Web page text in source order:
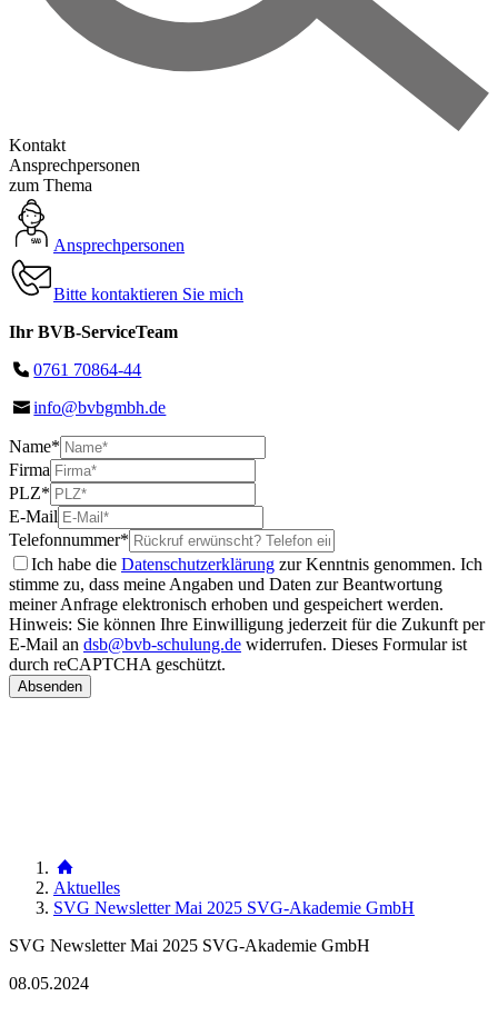
Kontakt
Ansprechpersonen
zum Thema
Ansprechpersonen
Bitte kontaktieren Sie mich
Ihr BVB-ServiceTeam
0761 70864-44
info@bvbgmbh.de
Name*
Firma
PLZ*
E-Mail
Telefonnummer*
Ich habe die Datenschutzerklärung zur Kenntnis genommen. Ich
stimme zu, dass meine Angaben und Daten zur Beantwortung
meiner Anfrage elektronisch erhoben und gespeichert werden.
Hinweis: Sie können Ihre Einwilligung jederzeit für die Zukunft per
E-Mail an dsb@bvb-schulung.de widerrufen. Dieses Formular ist
durch reCAPTCHA geschützt.
Aktuelles
SVG Newsletter Mai 2025 SVG-Akademie GmbH
SVG Newsletter Mai 2025 SVG-Akademie GmbH
08.05.2024